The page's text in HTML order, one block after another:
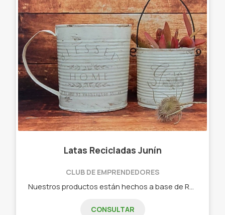
Latas Recicladas Junín
CLUB DE EMPRENDEDORES
CONSULTAR